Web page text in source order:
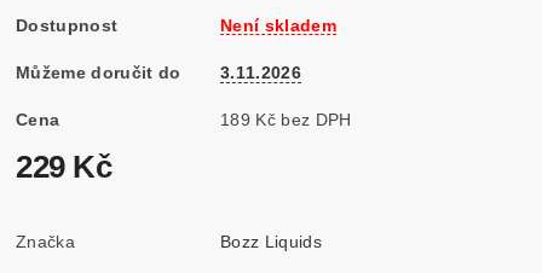
Dostupnost Není skladem
Můžeme doručit do 3.11.2026
Cena 189 Kč bez DPH
229 Kč
Značka Bozz Liquids